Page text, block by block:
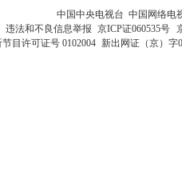
中国中央电视台 中国网络电
违法和不良信息举报 京ICP证060535号
目许可证号 0102004 新出网证（京）